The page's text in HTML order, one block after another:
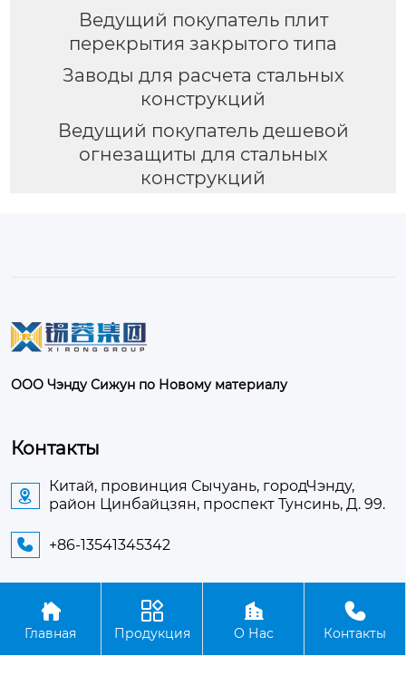
Ведущий покупатель плит
перекрытия закрытого типа
Заводы для расчета стальных
конструкций
Ведущий покупатель дешевой
огнезащиты для стальных
конструкций
ООО Чэнду Сижун по Новому материалу
Контакты

Китай, провинция Сычуань, городЧэнду,
район Цинбайцзян, проспект Тунсинь, Д. 99.
 +86-13541345342
Авторское право©ООО Чэнду Сижун по Новому
материалу

Главная

Продукция

О Нас

Контакты